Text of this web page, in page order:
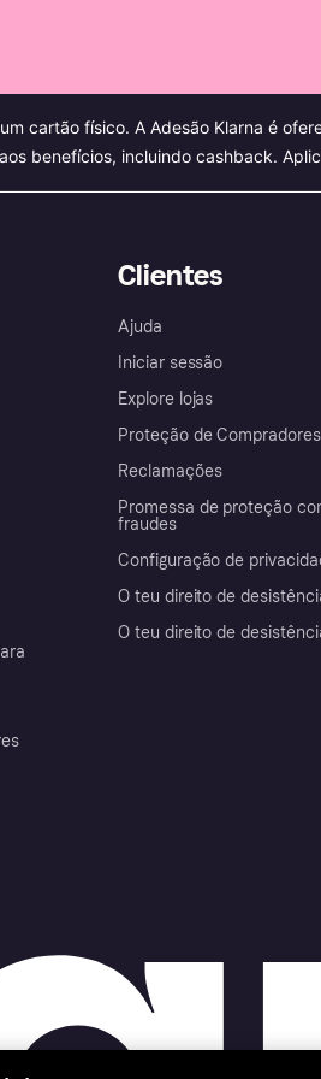
cartão físico. A Adesão Klarna é
benefícios, incluindo cashback.
Clientes
Ajuda
Iniciar sessão
Explore lojas
Proteção de Compradores
Reclamações
Promessa de proteção
fraudes
Configuração de
O teu direito de
O teu direito de